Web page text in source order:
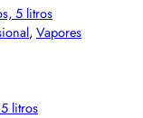
, Vapores
litros